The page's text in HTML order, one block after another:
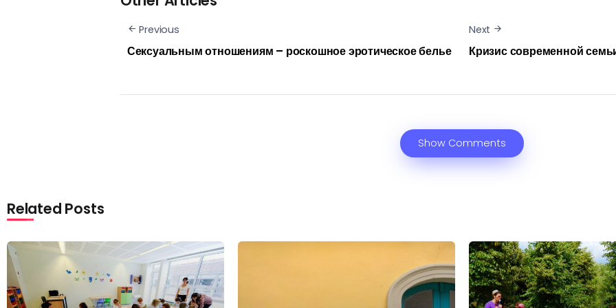
Previous
Сексуальным отношениям – роскошное эротическое белье
Next
Кризис современной
Show Comments
Related Posts